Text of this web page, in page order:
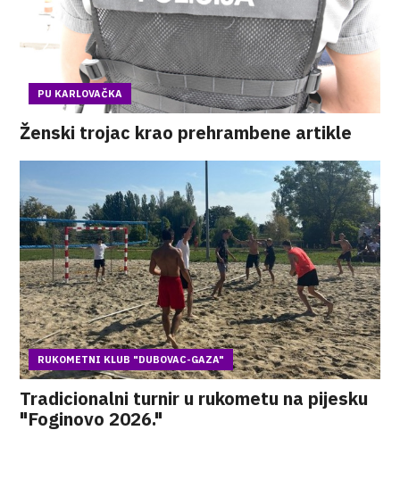
PU KARLOVAČKA
Ženski trojac krao prehrambene artikle
RUKOMETNI KLUB "DUBOVAC-GAZA"
Tradicionalni turnir u rukometu na pijesku
"Foginovo 2026."